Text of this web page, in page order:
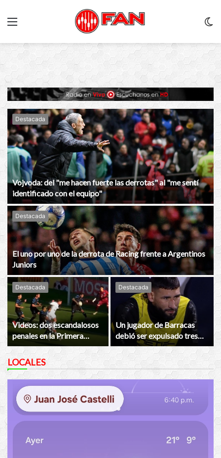
Destacada
Vojvoda: del "me hacen fuerte las derrotas" al "me sentí
identificado con el equipo"
Destacada
El uno por uno de la derrota de Racing frente a Argentinos
Juniors
Destacada
Videos: dos escandalosos
penales en la Primera
Nacional
Destacada
Un jugador de Barracas
debió ser expulsado tres
veces y el técnico lo sacó
LOCALES